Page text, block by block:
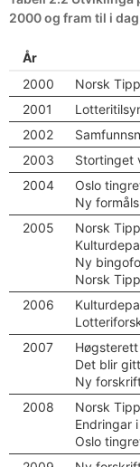
2000 og fram til i dag
År
2000
Norsk
2001
2002
2003
Stortinget
2004
Oslo
Ny
2005
Norsk
Ny
Norsk
2006
2007
Det blir
Ny
2008
Norsk
Endringar
Oslo